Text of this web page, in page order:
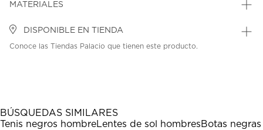
MATERIALES
DISPONIBLE EN TIENDA
Conoce las Tiendas Palacio que tienen este producto.
BÚSQUEDAS SIMILARES
Tenis negros hombreLentes de sol hombresBotas negras